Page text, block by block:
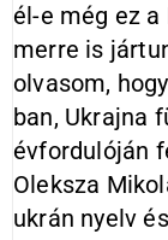
él-e még ez
merre is
olvasom,
ban, Ukrajna
évfordulóján
Oleksza
ukrán nyelv